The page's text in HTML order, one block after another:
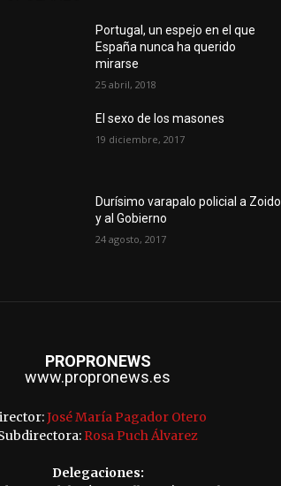
Portugal, un espejo en el que
España nunca ha querido
mirarse
25 abril, 2018
El sexo de los masones
19 diciembre, 2017
Durísimo varapalo policial a Zoido
y al Gobierno
24 agosto, 2017
PROPRONEWS
www.propronews.es
José María Pagador Otero
Rosa Puch Álvarez
Delegaciones: